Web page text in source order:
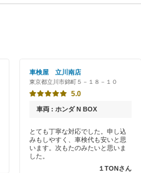
車検屋 立川南店
東京都立川市錦町５－１８－１０
5.0
車両 : ホンダ N BOX
とても丁寧な対応でした。申し込
みもしやすく、車検代も安いと思
います。次もたのみたいと思いま
した。
１TONさん